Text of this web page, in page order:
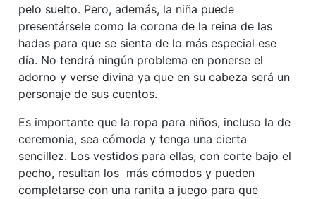
pelo suelto. Pero, además, la niña puede
presentársele como la corona de la reina de las
hadas para que se sienta de lo más especial ese
día. No tendrá ningún problema en ponerse el
adorno y verse divina ya que en su cabeza será un
personaje de sus cuentos.
Es importante que la ropa para niños, incluso la de
ceremonia, sea cómoda y tenga una cierta
sencillez. Los vestidos para ellas, con corte bajo el
pecho, resultan los más cómodos y pueden
completarse con una ranita a juego para que